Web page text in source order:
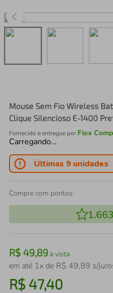
Mouse Sem Fio Wireless
Clique Silencioso E-1400
Fornecido e entregue por Flex
Carregando…
Últimas 9 unidades
Compre com pontos:
1.663
R$ 49,89à vista
em até 1x de R$ 49,89 s/
R$ 47,40
3º perfume